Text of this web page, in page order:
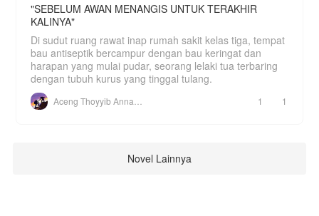
"SEBELUM AWAN MENANGIS UNTUK TERAKHIR
KALINYA"
Di sudut ruang rawat inap rumah sakit kelas tiga, tempat
bau antiseptik bercampur dengan bau keringat dan
harapan yang mulai pudar, seorang lelaki tua terbaring
dengan tubuh kurus yang tinggal tulang.
1 1
Novel Lainnya